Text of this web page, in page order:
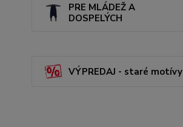
PRE MLÁDEŽ A
DOSPELÝCH
VÝPREDAJ - staré motívy